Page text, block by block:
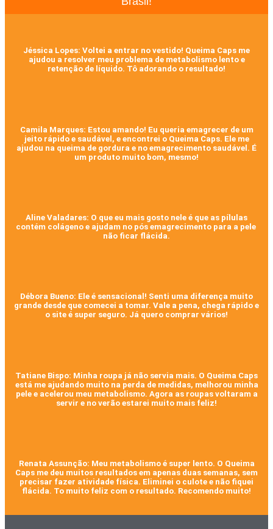
Jéssica Lopes: Voltei a entrar no vestido! Queima Caps me
ajudou a resolver meu problema de metabolismo lento e
retenção de líquido. Tô adorando o resultado!
Camila Marques: Estou amando! Eu queria emagrecer de um
jeito rápido e saudável, e encontrei o Queima Caps. Ele me
ajudou na queima de gordura e no emagrecimento saudável. É
um produto muito bom, mesmo!
Aline Valadares: O que eu mais gosto nele é que as pílulas
contém colágeno e ajudam no pós emagrecimento para a pele
não ficar flácida.
Débora Bueno: Ele é sensacional! Senti uma diferença muito
grande desde que comecei a tomar. Vale a pena, chega rápido e
o site é super seguro. Já quero comprar vários!
Tatiane Bispo: Minha roupa já não servia mais. O Queima Caps
está me ajudando muito na perda de medidas, melhorou minha
pele e acelerou meu metabolismo. Agora as roupas voltaram a
servir e no verão estarei muito mais feliz!
Renata Assunção: Meu metabolismo é super lento. O Queima
Caps me deu muitos resultados em apenas duas semanas, sem
precisar fazer atividade física. Eliminei o culote e não fiquei
flácida. To muito feliz com o resultado. Recomendo muito!